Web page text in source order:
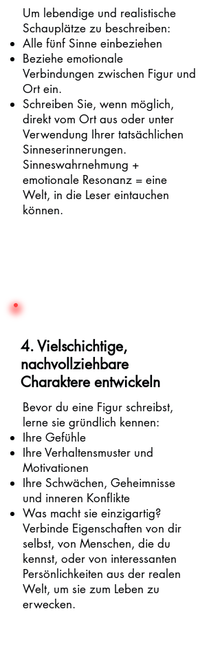
Um lebendige und realistische
Schauplätze zu beschreiben:
Alle fünf Sinne einbeziehen
Beziehe emotionale
Verbindungen zwischen Figur und
Ort ein.
Schreiben Sie, wenn möglich,
direkt vom Ort aus oder unter
Verwendung Ihrer tatsächlichen
Sinneserinnerungen.
Sinneswahrnehmung +
emotionale Resonanz = eine
Welt, in die Leser eintauchen
können.
4. Vielschichtige,
nachvollziehbare
Charaktere entwickeln
Bevor du eine Figur schreibst,
lerne sie gründlich kennen:
Ihre Gefühle
Ihre Verhaltensmuster und
Motivationen
Ihre Schwächen, Geheimnisse
und inneren Konflikte
Was macht sie einzigartig?
Verbinde Eigenschaften von dir
selbst, von Menschen, die du
kennst, oder von interessanten
Persönlichkeiten aus der realen
Welt, um sie zum Leben zu
erwecken.